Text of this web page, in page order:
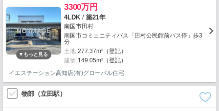
3300万円
4LDK / 築21年
南国市田村
南国市コミュニティバス「田村公民館前バス停」歩3
分
土地 277.37m²（登記）
建物 149.05m²（登記）
イエステーション高知店(有)グローバル住宅
物部（立田駅）